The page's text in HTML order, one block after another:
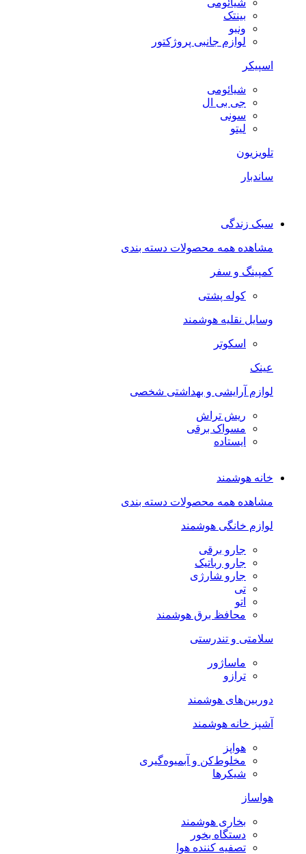
شیائومی
بینتک
ونبو
لوازم جانبی پروژکتور
اسپیکر
شیائومی
جی بی ال
سونی
لیتو
تلویزیون
ساندبار
سبک زندگی
مشاهده همه محصولات دسته بندی
کمپینگ و سفر
کوله پشتی
وسایل نقلیه هوشمند
اسکوتر
عینک
لوازم آرایشی و بهداشتی شخصی
ریش تراش
مسواک برقی
ایستاده
خانه هوشمند
مشاهده همه محصولات دسته بندی
لوازم خانگی هوشمند
جارو برقی
جارو رباتیک
جارو شارژی
تی
اتو
محافظ برق هوشمند
سلامتی و تندرستی
ماساژور
ترازو
دوربین‌های هوشمند
آشپز خانه هوشمند
هواپز
مخلوط‌کن و آبمیوه‌گیری
شیکرها
هواساز
بخاری هوشمند
دستگاه بخور
تصفیه کننده هوا